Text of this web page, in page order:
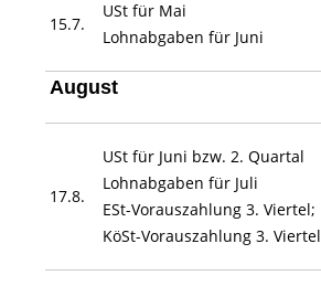
15.7.
USt für Mai
Lohnabgaben für Juni
August
17.8.
USt für Juni bzw. 2. Quartal
Lohnabgaben für Juli
ESt-Vorauszahlung 3. Viertel;
KöSt-Vorauszahlung 3. Viertel